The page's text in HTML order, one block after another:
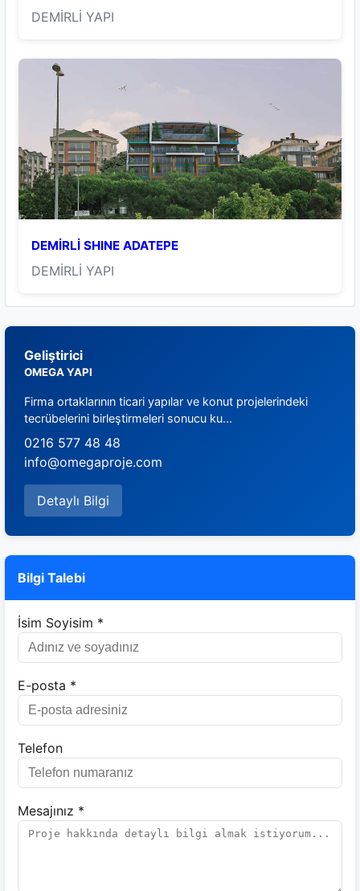
DEMİRLİ YAPI
DEMİRLİ SHINE ADATEPE
DEMİRLİ YAPI
Geliştirici
OMEGA YAPI
Firma ortaklarının ticari yapılar ve konut projelerindeki
tecrübelerini birleştirmeleri sonucu ku...
0216 577 48 48
info@omegaproje.com
Detaylı Bilgi
Bilgi Talebi
İsim Soyisim *
E-posta *
Telefon
Mesajınız *